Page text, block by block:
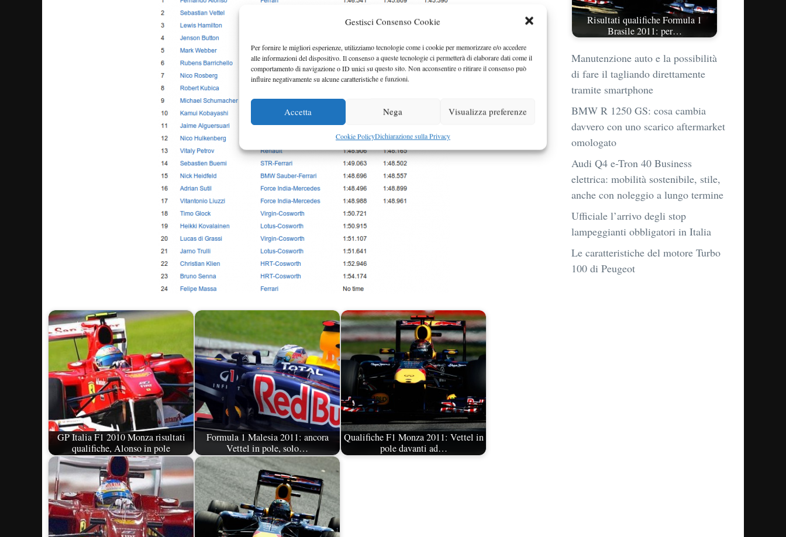
Gestisci Consenso Cookie
Per fornire le migliori esperienze, utilizziamo tecnologie come i cookie per memorizzare e/o accedere
alle informazioni del dispositivo. Il consenso a queste tecnologie ci permetterà di elaborare dati come il
comportamento di navigazione o ID unici su questo sito. Non acconsentire o ritirare il consenso può
influire negativamente su alcune caratteristiche e funzioni.
Accetta Nega Visualizza preferenze
Cookie PolicyDichiarazione sulla Privacy
GP Italia F1 2010 Monza risultati
qualifiche, Alonso in pole
Formula 1 Malesia 2011: ancora
Vettel in pole, solo…
Qualifiche F1 Monza 2011: Vettel in
pole davanti ad…
Risultati qualifiche Formula 1
Brasile 2011: per…
Manutenzione auto e la possibilità
di fare il tagliando direttamente
tramite smartphone
BMW R 1250 GS: cosa cambia
davvero con uno scarico aftermarket
omologato
Audi Q4 e-Tron 40 Business
elettrica: mobilità sostenibile, stile,
anche con noleggio a lungo termine
Ufficiale l’arrivo degli stop
lampeggianti obbligatori in Italia
Le caratteristiche del motore Turbo
100 di Peugeot